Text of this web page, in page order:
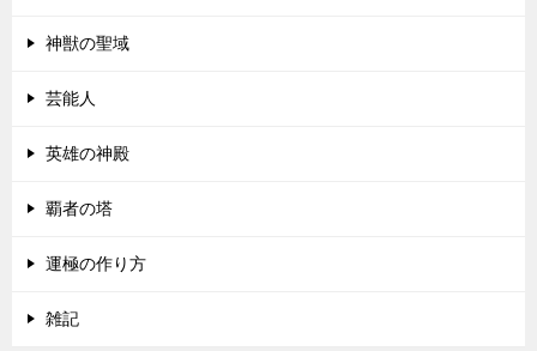
神獣の聖域
芸能人
英雄の神殿
覇者の塔
運極の作り方
雑記